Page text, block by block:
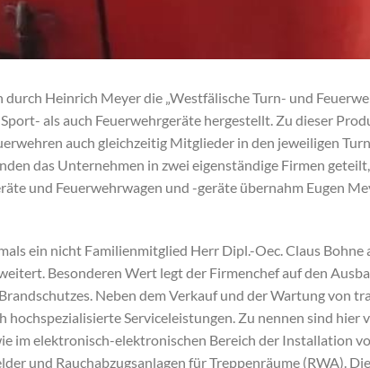
durch Heinrich Meyer die „Westfälische Turn- und
als auch Feuerwehrgeräte hergestellt. Zu dieser
auch gleichzeitig Mitglieder in den jeweiligen
das Unternehmen in zwei eigenständige Firmen
und Feuerwehrwagen und -geräte übernahm Eugen
ein nicht Familienmitglied Herr Dipl.-Oec. Claus
Besonderen Wert legt der Firmenchef auf den
Neben dem Verkauf und der Wartung von
hochspezialisierte Serviceleistungen. Zu nennen sind
im elektronisch-elektronischen Bereich der Installation
und Rauchabzugsanlagen für Treppenräume (RWA).